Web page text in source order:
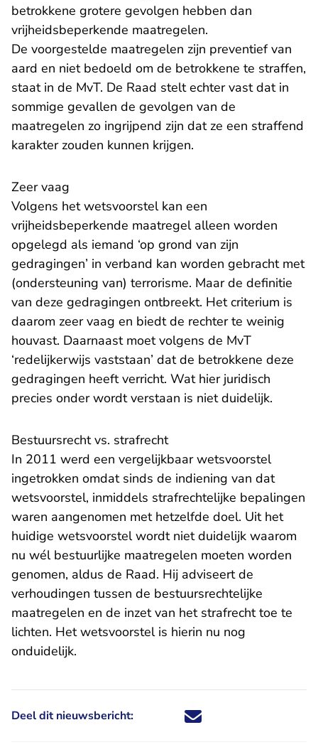
betrokkene grotere gevolgen hebben dan
vrijheidsbeperkende maatregelen.
De voorgestelde maatregelen zijn preventief van
aard en niet bedoeld om de betrokkene te straffen,
staat in de MvT. De Raad stelt echter vast dat in
sommige gevallen de gevolgen van de
maatregelen zo ingrijpend zijn dat ze een straffend
karakter zouden kunnen krijgen.
Zeer vaag
Volgens het wetsvoorstel kan een
vrijheidsbeperkende maatregel alleen worden
opgelegd als iemand ‘op grond van zijn
gedragingen’ in verband kan worden gebracht met
(ondersteuning van) terrorisme. Maar de definitie
van deze gedragingen ontbreekt. Het criterium is
daarom zeer vaag en biedt de rechter te weinig
houvast. Daarnaast moet volgens de MvT
‘redelijkerwijs vaststaan’ dat de betrokkene deze
gedragingen heeft verricht. Wat hier juridisch
precies onder wordt verstaan is niet duidelijk.
Bestuursrecht vs. strafrecht
In 2011 werd een vergelijkbaar wetsvoorstel
ingetrokken omdat sinds de indiening van dat
wetsvoorstel, inmiddels strafrechtelijke bepalingen
waren aangenomen met hetzelfde doel. Uit het
huidige wetsvoorstel wordt niet duidelijk waarom
nu wél bestuurlijke maatregelen moeten worden
genomen, aldus de Raad. Hij adviseert de
verhoudingen tussen de bestuursrechtelijke
maatregelen en de inzet van het strafrecht toe te
lichten. Het wetsvoorstel is hierin nu nog
onduidelijk.
Deel dit nieuwsbericht: Deel dit nieuwsbericht via X -
Deel dit nieuwsbericht via
Deel dit nieuwsbericht
Deel dit